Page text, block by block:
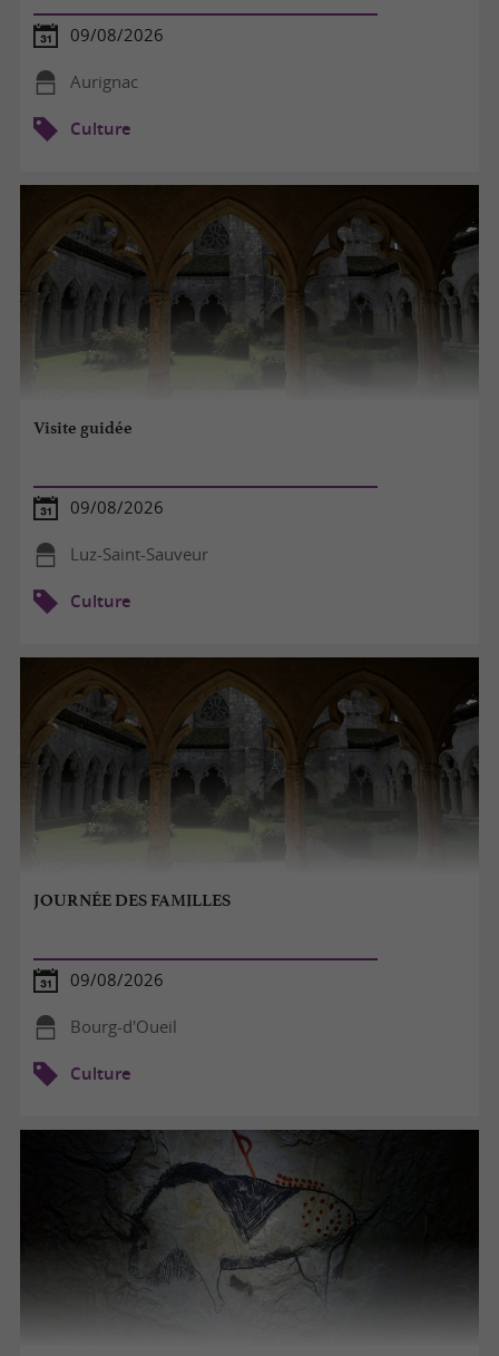
09/08/2026
Aurignac
Culture
Visite guidée
09/08/2026
Luz-Saint-Sauveur
Culture
JOURNÉE DES FAMILLES
09/08/2026
Bourg-d'Oueil
Culture